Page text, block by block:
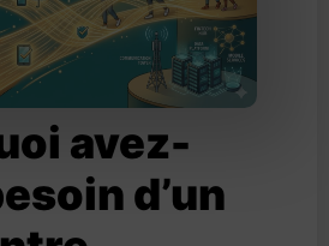
avez-
d’un